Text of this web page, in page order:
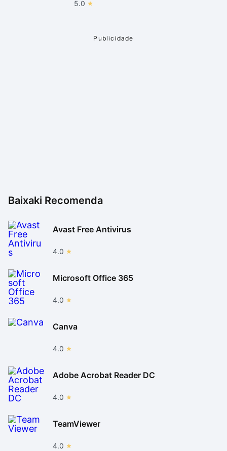
5.0
Baixaki Recomenda
Avast Free Antivirus
4.0
Microsoft Office 365
4.0
Canva
4.0
Adobe Acrobat Reader DC
4.0
TeamViewer
4.0